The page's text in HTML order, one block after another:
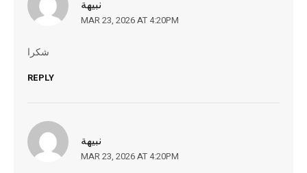
نبيهة
MAR 23, 2026 AT 4:20PM
شكرا
REPLY
نبيهة
MAR 23, 2026 AT 4:20PM